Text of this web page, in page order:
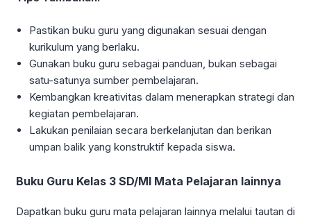
Pastikan buku guru yang digunakan sesuai dengan
kurikulum yang berlaku.
Gunakan buku guru sebagai panduan, bukan sebagai
satu-satunya sumber pembelajaran.
Kembangkan kreativitas dalam menerapkan strategi dan
kegiatan pembelajaran.
Lakukan penilaian secara berkelanjutan dan berikan
umpan balik yang konstruktif kepada siswa.
Buku Guru Kelas 3 SD/MI Mata Pelajaran lainnya
Dapatkan buku guru mata pelajaran lainnya melalui tautan di